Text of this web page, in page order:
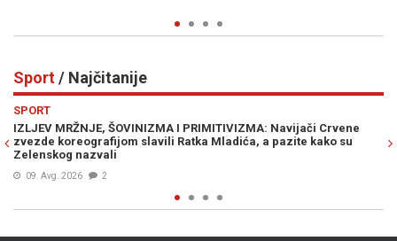
Sport/ Najčitanije
I PRIMITIVIZMA: Navijači Crvene
Ratka Mladića, a pazite kako su
SPALLETTI POSLAO BH.
debitovao protiv Intera